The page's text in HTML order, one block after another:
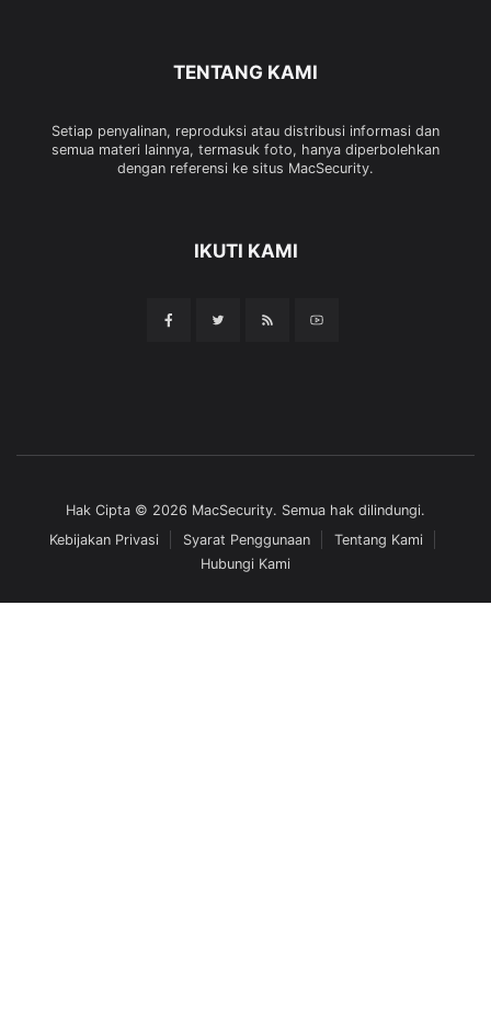
TENTANG KAMI
Setiap penyalinan, reproduksi atau distribusi informasi dan
semua materi lainnya, termasuk foto, hanya diperbolehkan
dengan referensi ke situs MacSecurity.
IKUTI KAMI
Hak Cipta © 2026 MacSecurity. Semua hak dilindungi.
Kebijakan Privasi
Syarat Penggunaan
Tentang Kami
Hubungi Kami